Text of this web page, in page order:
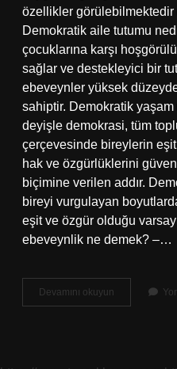
özellikler görülebilmektedir
Demokratik aile tutumu
çocuklarına karşı
sağlar ve destekleyici bir
ebeveynler yüksek
sahiptir. Demokratik
deyişle demokrasi, tüm
çerçevesinde bireylerin eşit
hak ve özgürlüklerini
biçimine verilen addır.
bireyi vurgulayan
eşit ve özgür olduğu
ebeveynlik ne demek? –…
Devamını okuyun Demokratik
Aileye